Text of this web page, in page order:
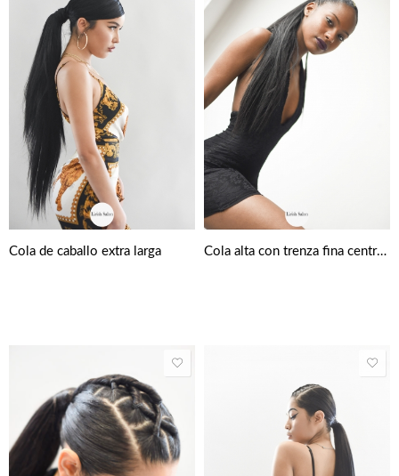
Cola de caballo extra larga Cola alta con trenza fina central y lateral